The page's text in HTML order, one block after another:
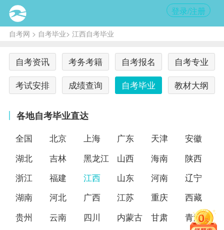
登录/注册
自考网 > 自考毕业> 江西自考毕业
自考资讯 考务考籍 自考报名
自考专业
考试安排
成绩查询 自考毕业 教材大纲
各地自考毕业直达
全国 北京 上海 广东 天津
安徽
湖北
吉林 黑龙江 山西 海南
陕西
浙江
福建 江西 山东 河南
辽宁
湖南
河北 广西 江苏 重庆
西藏
贵州
云南 四川 内蒙古 甘肃
青海